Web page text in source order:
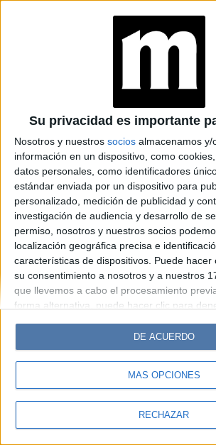
Su privacidad es importante
Nosotros y nuestros socios almacenamos y/
información en un dispositivo, como
datos personales, como identificadores
estándar enviada por un dispositivo para
personalizado, medición de publicidad y
investigación de audiencia y desarrollo de
permiso, nosotros y nuestros socios
localización geográfica precisa e
características de dispositivos. Puede hacer
su consentimiento a nosotros y a nuestros
que llevemos a cabo el procesamiento
forma alternativa, puede hacer clic para
cambiar sus preferencias antes de otorgar
Tenga en cuenta que algún procesamiento
personales puede no requerir de su
tiene el derecho de rechazar tal
sus preferencias o retirar su consentimiento
MÁS OPCIONES
RECHAZAR
DE ACUERDO
Caras Noticias
Weekend Parabrisas
Look
Luz Mía Lunateen
© Perfil.com 2006-2019 - Todos los
Registro de Propiedad Intelectual: